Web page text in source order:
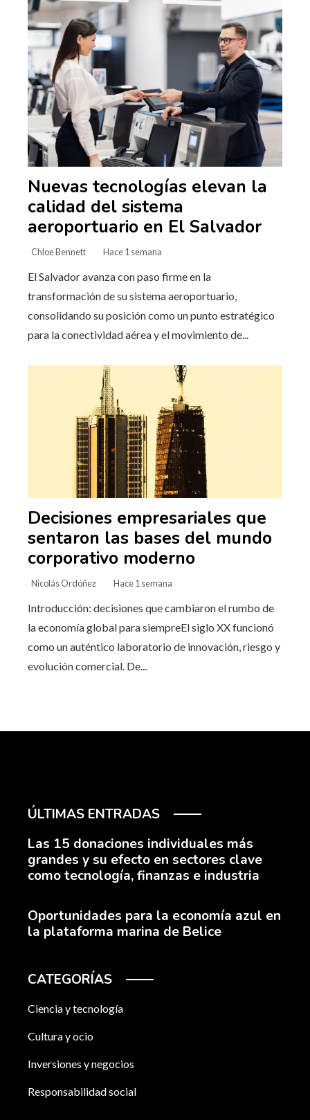
Nuevas tecnologías elevan la
calidad del sistema
aeroportuario en El Salvador
Chloe Bennett Hace 1 semana
El Salvador avanza con paso firme en la
transformación de su sistema aeroportuario,
consolidando su posición como un punto estratégico
para la conectividad aérea y el movimiento de...
Decisiones empresariales que
sentaron las bases del mundo
corporativo moderno
Nicolás Ordóñez Hace 1 semana
Introducción: decisiones que cambiaron el rumbo de
la economía global para siempreEl siglo XX funcionó
como un auténtico laboratorio de innovación, riesgo y
evolución comercial. De...
ÚLTIMAS ENTRADAS
Las 15 donaciones individuales más
grandes y su efecto en sectores clave
como tecnología, finanzas e industria
Oportunidades para la economía azul en
la plataforma marina de Belice
CATEGORÍAS
Ciencia y tecnología
Cultura y ocio
Inversiones y negocios
Responsabilidad social